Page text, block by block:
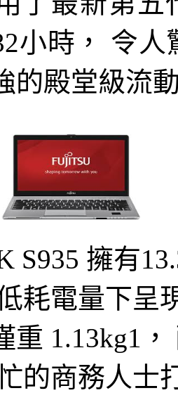
小時， 令
的殿堂級流
S935 擁有
耗電量下呈
重 1.13kg1
的商務人士